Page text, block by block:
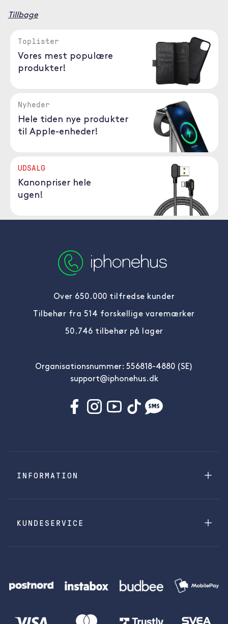
Tillbage
Toplister
Vores mest populære
produkter!
Nyheder
Hele tiden nye produkter
til Apple-enheder!
UDSALG
Kanonpriser hele
ugen!
Over 650.000 tilfredse kunder
Tilbehør fra 514 forskellige varemærker
50.746 tilbehør på lager
Organisationsnummer: 556818-4880 (SE)
support@iphonehus.dk
INFORMATION
KUNDESERVICE